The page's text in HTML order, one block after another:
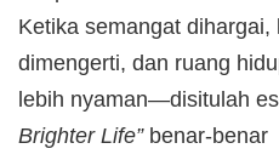
Ketika semangat dihargai,
dimengerti, dan ruang
lebih nyaman—disitulah
Brighter Life” benar-benar